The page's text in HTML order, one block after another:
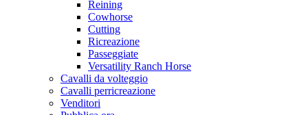
Reining
Cowhorse
Cutting
Ricreazione
Passeggiate
Versatility Ranch Horse
Cavalli da volteggio
Cavalli perricreazione
Venditori